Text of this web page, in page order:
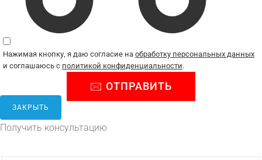
Нажимая кнопку, я даю согласие на обработку персональных данных
и соглашаюсь с политикой конфиденциальности.
ЗАКРЫТЬ
Получить консультацию